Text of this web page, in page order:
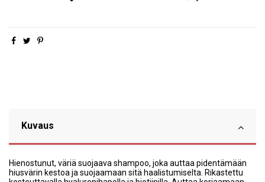
Kuvaus
Hienostunut, väriä suojaava shampoo, joka auttaa pidentämään
hiusvärin kestoa ja suojaamaan sitä haalistumiselta. Rikastettu